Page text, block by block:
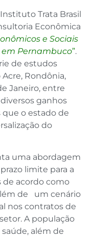
Trata Brasil
Econômica
e Sociais
Pernambuco”.
de estudos
Rondônia,
Janeiro, entre
ganhos
o estado de
do
uma abordagem
limite para a
de acordo como
de um cenário
nos contratos de
A população
além de